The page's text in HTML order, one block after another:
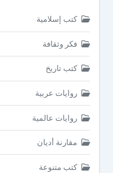
كتب إسلامية
فكر وثقافة
كتب تاريخ
روايات عربية
روايات عالمية
مقارنة أديان
كتب متنوعة